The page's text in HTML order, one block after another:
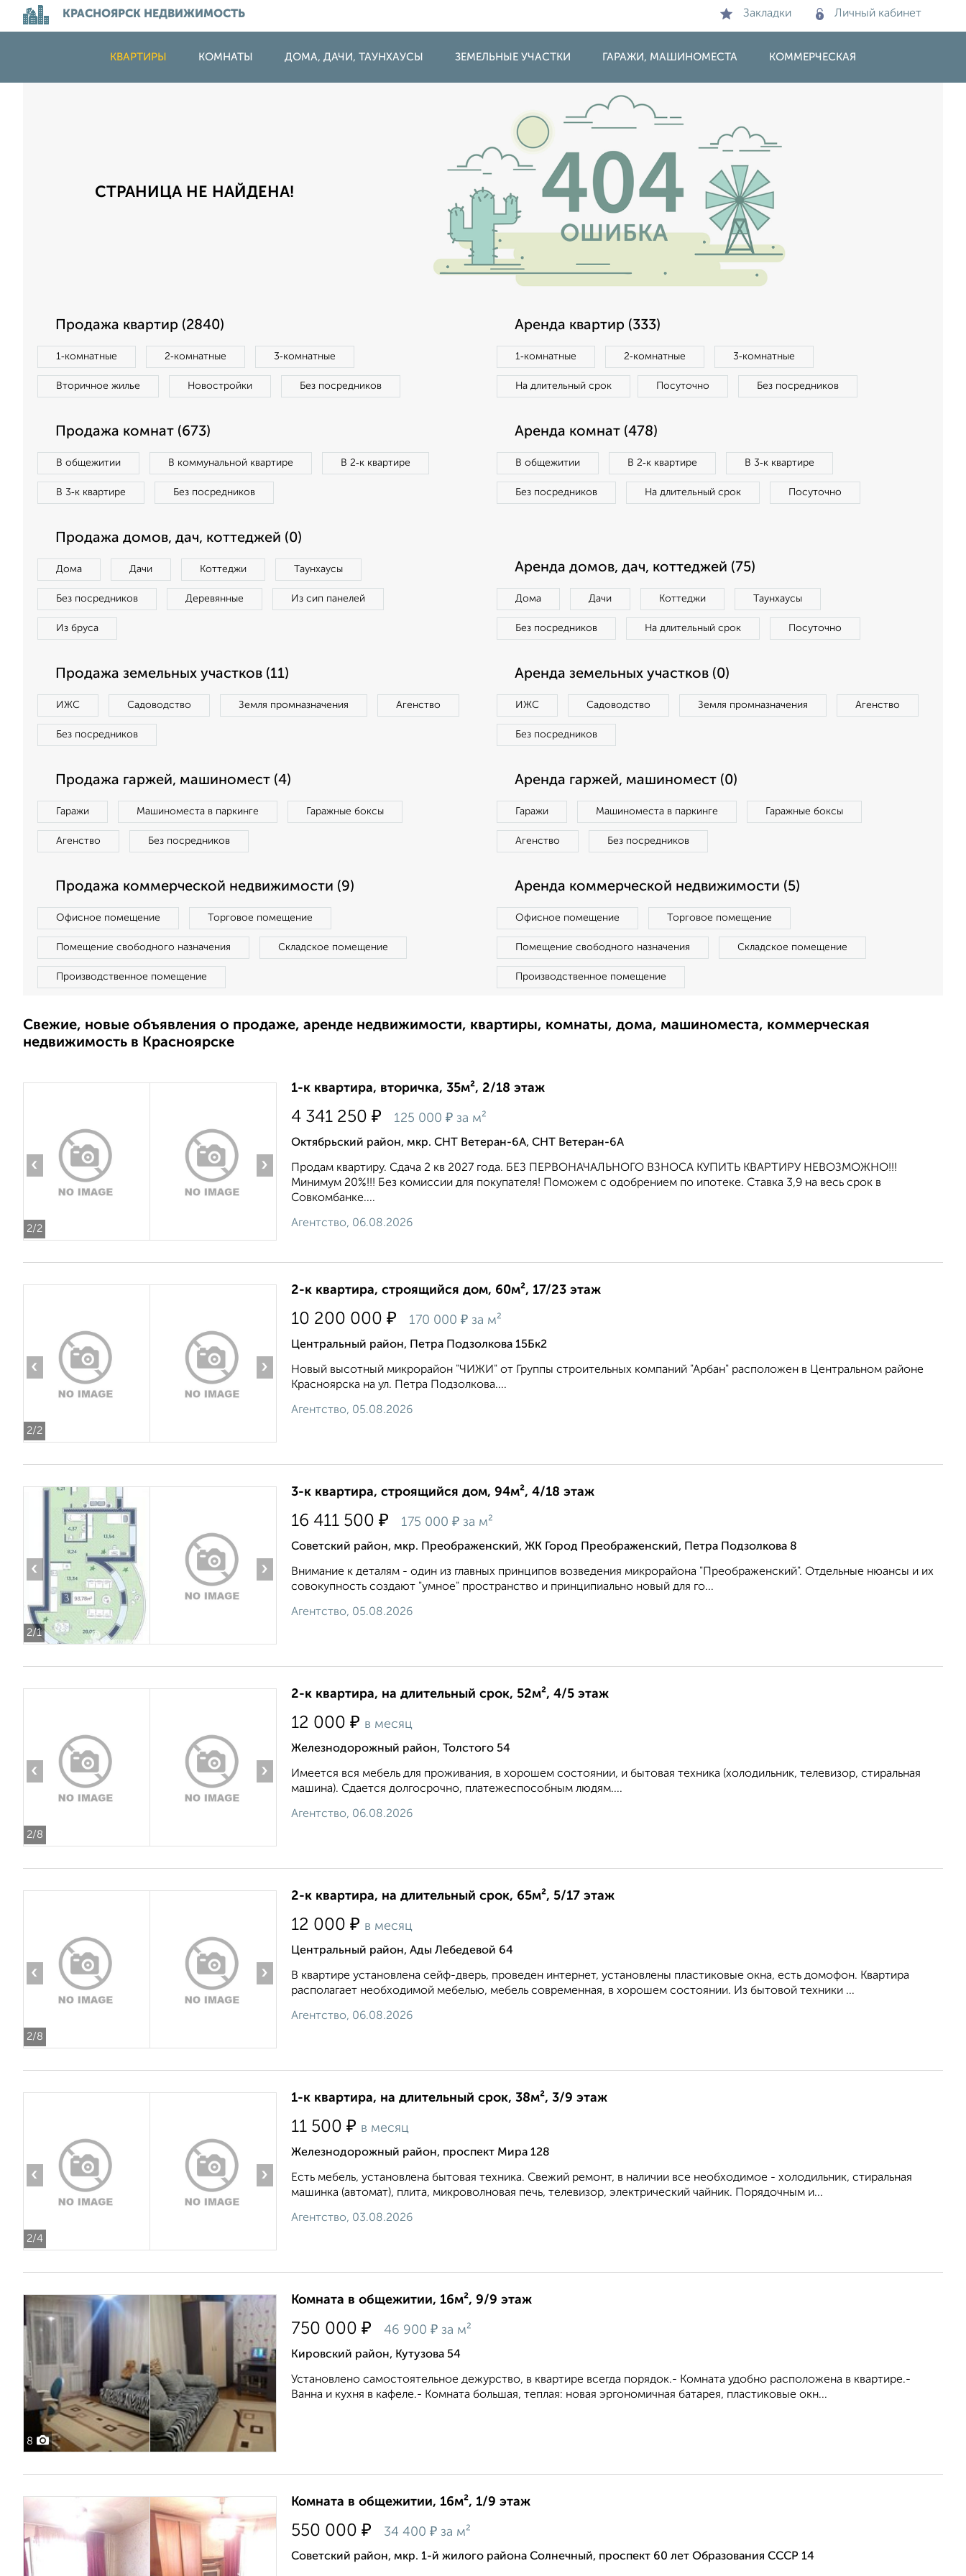
КРАСНОЯРСК НЕДВИЖИМОСТЬ Закладки Личный кабинет
КВАРТИРЫ КОМНАТЫ ДОМА, ДАЧИ, ТАУНХАУСЫ ЗЕМЕЛЬНЫЕ УЧАСТКИ ГАРАЖИ, МАШИНОМЕСТА КОММЕРЧЕСКАЯ
СТРАНИЦА НЕ НАЙДЕНА!
Продажа квартир (2840)
1‑комнатные 2‑комнатные 3‑комнатные
Вторичное жилье Новостройки Без посредников
Аренда квартир (333)
1‑комнатные 2‑комнатные 3‑комнатные
На длительный срок Посуточно Без посредников
Продажа комнат (673)
В общежитии В коммунальной квартире В 2‑к квартире
В 3‑к квартире Без посредников
Аренда комнат (478)
В общежитии В 2‑к квартире В 3‑к квартире
Без посредников На длительный срок Посуточно
Продажа домов, дач, коттеджей (0)
Дома Дачи Коттеджи Таунхаусы
Без посредников Деревянные Из сип панелей
Из бруса
Аренда домов, дач, коттеджей (75)
Дома Дачи Коттеджи Таунхаусы
Без посредников На длительный срок Посуточно
Продажа земельных участков (11)
ИЖС Садоводство Земля промназначения Агенство
Без посредников
Аренда земельных участков (0)
ИЖС Садоводство Земля промназначения Агенство
Без посредников
Продажа гаржей, машиномест (4)
Гаражи Машиноместа в паркинге Гаражные боксы
Агенство Без посредников
Аренда гаржей, машиномест (0)
Гаражи Машиноместа в паркинге Гаражные боксы
Агенство Без посредников
Продажа коммерческой недвижимости (9)
Офисное помещение Торговое помещение
Помещение свободного назначения Складское помещение
Производственное помещение
Аренда коммерческой недвижимости (5)
Офисное помещение Торговое помещение
Помещение свободного назначения Складское помещение
Производственное помещение
Свежие, новые объявления о продаже, аренде недвижимости, квартиры, комнаты, дома, машиноместа, коммерческая
недвижимость в Красноярске
2/2
‹ ›
1-к квартира, вторичка, 35м², 2/18 этаж
4 341 250 ₽ 125 000 ₽ за м²
Октябрьский район, мкр. СНТ Ветеран-6А, СНТ Ветеран-6А
Продам квартиру. Сдача 2 кв 2027 года. БЕЗ ПЕРВОНАЧАЛЬНОГО ВЗНОСА КУПИТЬ КВАРТИРУ НЕВОЗМОЖНО!!!
Минимум 20%!!! Без комиссии для покупателя! Поможем с одобрением по ипотеке. Ставка 3,9 нa весь срок в
Совкомбанке....
Агентство, 06.08.2026
2/2
‹ ›
2-к квартира, строящийся дом, 60м², 17/23 этаж
10 200 000 ₽ 170 000 ₽ за м²
Центральный район, Петра Подзолкова 15Бк2
Новый высотный микрорайон "ЧИЖИ" от Группы строительных компаний "Арбан" расположен в Центральном районе
Красноярска на ул. Петра Подзолкова....
Агентство, 05.08.2026
2/1
‹ ›
3-к квартира, строящийся дом, 94м², 4/18 этаж
16 411 500 ₽ 175 000 ₽ за м²
Советский район, мкр. Преображенский, ЖК Город Преображенский, Петра Подзолкова 8
Внимание к деталям - один из главных принципов возведения микрорайона "Преображенский". Отдельные нюансы и их
совокупность создают "умное" пространство и принципиально новый для го...
Агентство, 05.08.2026
2/8
‹ ›
2-к квартира, на длительный срок, 52м², 4/5 этаж
12 000 ₽ в месяц
Железнодорожный район, Толстого 54
Имеется вся мебель для проживания, в хорошем состоянии, и бытовая техника (холодильник, телевизор, стиральная
машина). Сдается долгосрочно, платежеспособным людям....
Агентство, 06.08.2026
2/8
‹ ›
2-к квартира, на длительный срок, 65м², 5/17 этаж
12 000 ₽ в месяц
Центральный район, Ады Лебедевой 64
В квартире установлена сейф-дверь, проведен интернет, установлены пластиковые окна, есть домофон. Квартира
располагает необходимой мебелью, мебель современная, в хорошем состоянии. Из бытовой техники ...
Агентство, 06.08.2026
2/4
‹ ›
1-к квартира, на длительный срок, 38м², 3/9 этаж
11 500 ₽ в месяц
Железнодорожный район, проспект Мира 128
Есть мебель, установлена бытовая техника. Свежий ремонт, в наличии все необходимое - холодильник, стиральная
машинка (автомат), плита, микроволновая печь, телевизор, электрический чайник. Порядочным и...
Агентство, 03.08.2026
8
Комната в общежитии, 16м², 9/9 этаж
750 000 ₽ 46 900 ₽ за м²
Кировский район, Кутузова 54
Установлено самостоятельное дежурство, в квартире всегда порядок.- Комната удобно расположена в квартире.-
Ванна и кухня в кафеле.- Комната большая, теплая: новая эргономичная батарея, пластиковые окн...
Комната в общежитии, 16м², 1/9 этаж
550 000 ₽ 34 400 ₽ за м²
Советский район, мкр. 1-й жилого района Солнечный, проспект 60 лет Образования СССР 14